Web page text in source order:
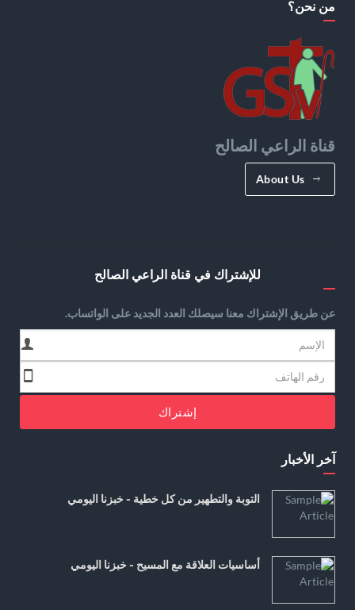
من نحن؟
قناة الراعي الصالح
About Us
للإشتراك في قناة الراعي الصالح
عن طريق الإشتراك معنا سيصلك العدد الجديد على الواتساب.
إشتراك
آخر الأخبار
التوبة والتطهير من كل خطية - خبزنا اليومي
أساسيات العلاقة مع المسيح - خبزنا اليومي